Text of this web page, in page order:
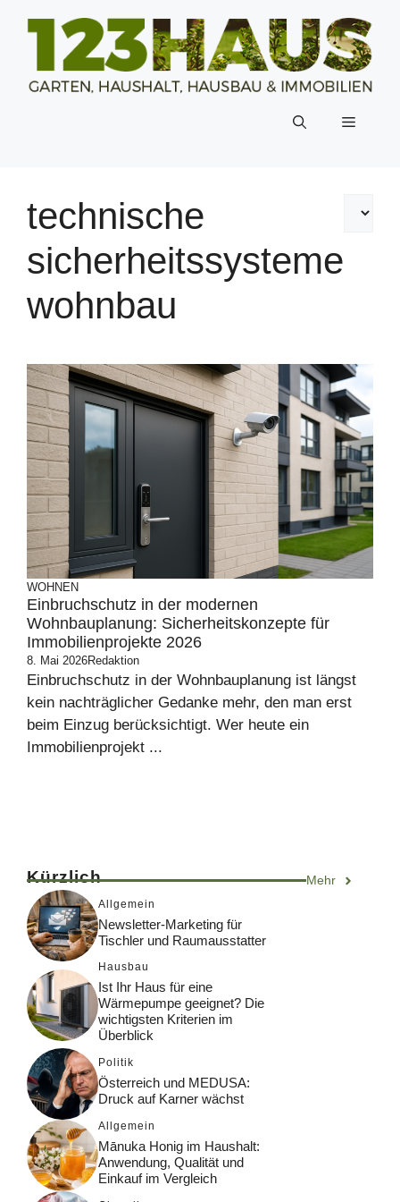
Inhalt
Menü
technische
sicherheitssysteme
wohnbau
WOHNEN
Einbruchschutz in der modernen
Wohnbauplanung: Sicherheitskonzepte für
Immobilienprojekte 2026
8. Mai 2026Redaktion
Einbruchschutz in der Wohnbauplanung ist längst
kein nachträglicher Gedanke mehr, den man erst
beim Einzug berücksichtigt. Wer heute ein
Immobilienprojekt ...
Kürzlich Mehr
Allgemein
Newsletter-Marketing für
Tischler und Raumausstatter
Hausbau
Ist Ihr Haus für eine
Wärmepumpe geeignet? Die
wichtigsten Kriterien im
Überblick
Politik
Österreich und MEDUSA:
Druck auf Karner wächst
Allgemein
Mānuka Honig im Haushalt:
Anwendung, Qualität und
Einkauf im Vergleich